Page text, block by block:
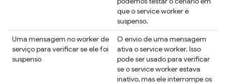
que o service worker é
suspenso.
Uma mensagem no worker de
serviço para verificar se ele foi
suspenso
O envio de uma mensagem
ativa o service worker. Isso
pode ser usado para verificar
se o service worker estava
inativo, mas ele interrompe os